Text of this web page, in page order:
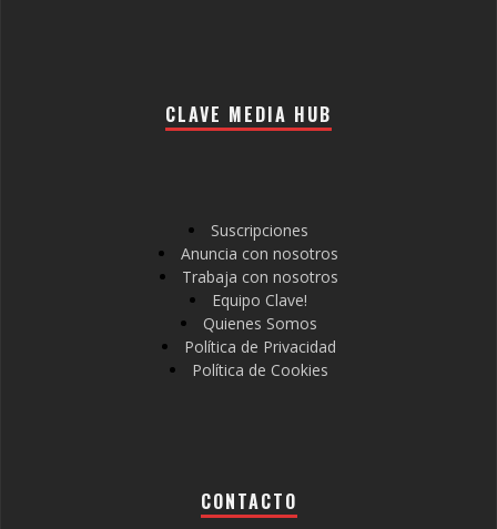
CLAVE MEDIA HUB
Suscripciones
Anuncia con nosotros
Trabaja con nosotros
Equipo Clave!
Quienes Somos
Política de Privacidad
Política de Cookies
CONTACTO